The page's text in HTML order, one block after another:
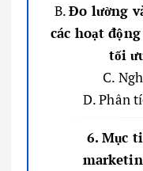
B.Đo lường
các hoạt
tối
C.
D. Phân
6. Mục